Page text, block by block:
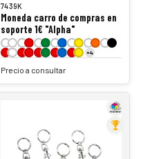
7439K
Moneda carro de compras en
soporte 1€ "Alpha"
+4
Precio a consultar